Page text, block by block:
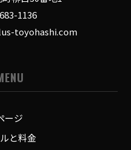
1136
toyohashi.com
ージ
と料金